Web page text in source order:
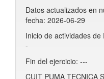
Datos actualizados en
fecha: 2026-06-29
Inicio de actividades de
-
Fin del ejercicio: ---
CUIT PUMA TECNICA